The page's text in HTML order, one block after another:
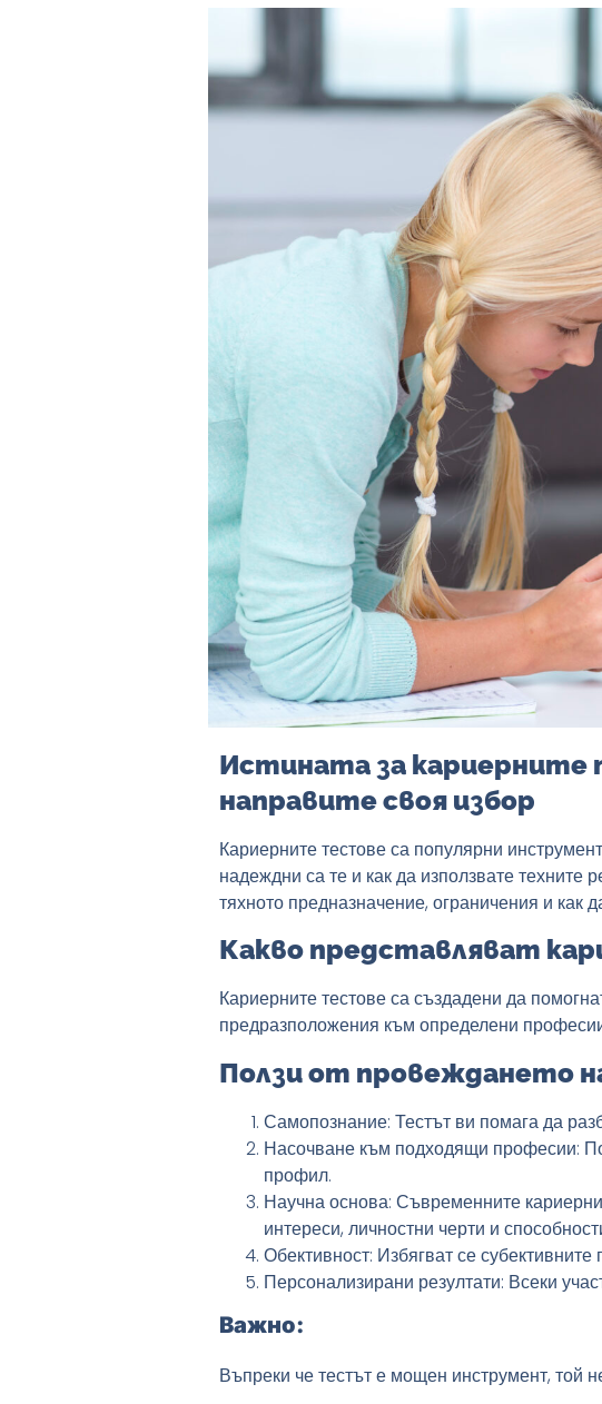
Истината за кариерните
направите своя избор
Кариерните тестове са популярни
надеждни са те и как да използвате техните
тяхното предназначение, ограничения и как
Какво представляват
Кариерните тестове са създадени да
предразположения към определени
Ползи от провеждането
Самопознание: Тестът ви помага да
Насочване към подходящи професии:
профил.
Научна основа: Съвременните
интереси, личностни черти и
Обективност: Избягват се
Персонализирани резултати: Всеки
Важно:
Въпреки че тестът е мощен инструмент, той